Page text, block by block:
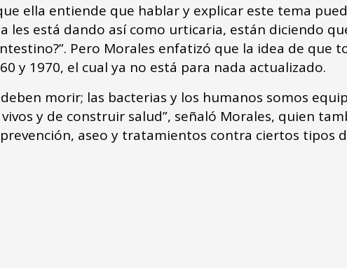
ella entiende que hablar y explicar este tema
les está dando así como urticaria, están diciendo
Pero Morales enfatizó que la idea de que
y 1970, el cual ya no está para nada actualizado.
morir; las bacterias y los humanos somos
y de construir salud”, señaló Morales, quien
aseo y tratamientos contra ciertos tipos